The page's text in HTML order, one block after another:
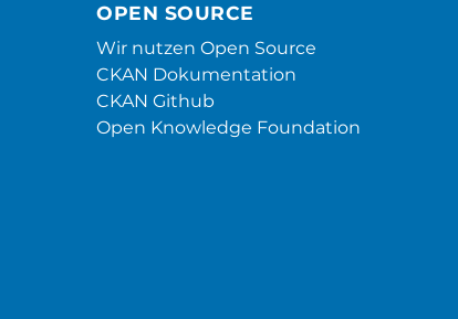
OPEN SOURCE
Wir nutzen Open Source
CKAN Dokumentation
CKAN Github
Open Knowledge Foundation